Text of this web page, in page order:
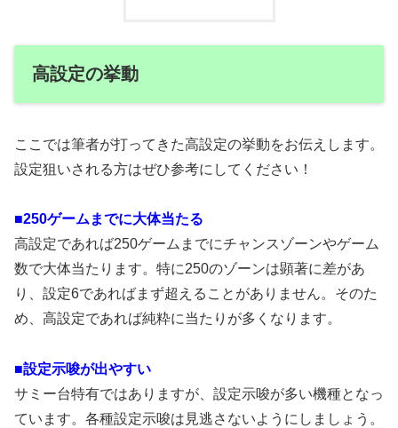
高設定の挙動
ここでは筆者が打ってきた高設定の挙動をお伝えします。
設定狙いされる方はぜひ参考にしてください！
■250ゲームまでに大体当たる
高設定であれば250ゲームまでにチャンスゾーンやゲーム
数で大体当たります。特に250のゾーンは顕著に差があ
り、設定6であればまず超えることがありません。そのた
め、高設定であれば純粋に当たりが多くなります。
■設定示唆が出やすい
サミー台特有ではありますが、設定示唆が多い機種となっ
ています。各種設定示唆は見逃さないようにしましょう。